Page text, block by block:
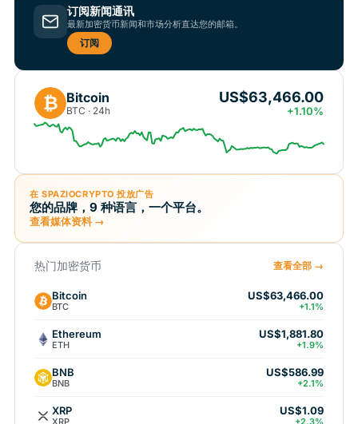
订阅新闻通讯
最新加密货币新闻和市场分析直达您的邮箱。
订阅
₿ Bitcoin
BTC · 24h
US$63,466.00
+1.10%
在 SPAZIOCRYPTO 投放广告
您的品牌，9 种语言，一个平台。
查看媒体资料 →
热门加密货币 查看全部 →
Bitcoin
BTC
US$63,466.00
+1.1%
Ethereum
ETH
US$1,881.80
+1.9%
BNB
BNB
US$586.99
+2.1%
XRP
XRP
US$1.09